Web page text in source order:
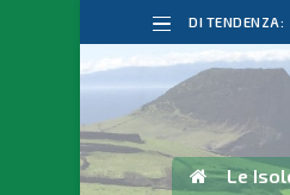
DI TENDENZA:
Le